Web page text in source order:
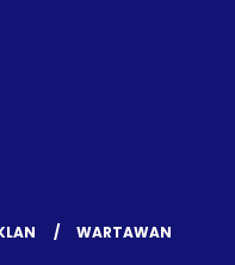
WARTAWAN